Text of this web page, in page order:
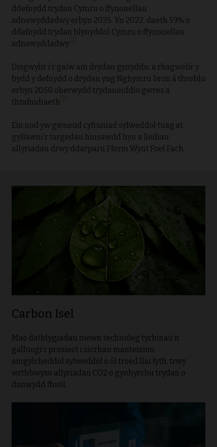
ddefnydd trydan Cymru o ffynonellau
adnewyddadwy erbyn 2035. Yn 2022, daeth 59% o
ddefnydd trydan blynyddol Cymru o ffynonellau
adnewyddadwy [2]
Disgwylir i’r galw am drydan gynyddu, a rhagwelir y
bydd y defnydd o drydan yng Nghymru bron â threblu
erbyn 2050 oherwydd trydaneiddio gwres a
thrafnidiaeth
[3]
Ein nod yw gwneud cyfraniad sylweddol tuag at
gyflawni’r targedau hinsawdd hyn a lleihau
allyriadau drwy ddarparu Fferm Wynt Foel Fach.
Carbon Isel
Mae datblygiadau mewn technoleg tyrbinau’n
galluogi’r prosiect i sicrhau manteision
amgylcheddol sylweddol o ôl troed llai fyth, trwy
wrthbwyso allyriadau CO2 o gynhyrchu trydan o
danwydd ffosil.